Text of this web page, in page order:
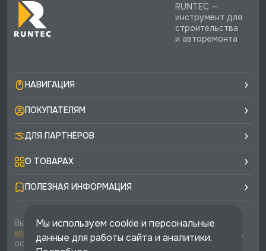
RUNTEC —
инструмент для
строительства
и авторемонта
НАВИГАЦИЯ
ПОКУПАТЕЛЯМ
ДЛЯ ПАРТНЁРОВ
О ТОВАРАХ
ПОЛЕЗНАЯ ИНФОРМАЦИЯ
Вы соглашаетесь с условиямиполитики
конфиденциальностиипубличной офертыкаждый раз,
оставляя свои данные в любой форме обратной связи
Мы используем cookie и персональные
данные для работы сайта и аналитики.